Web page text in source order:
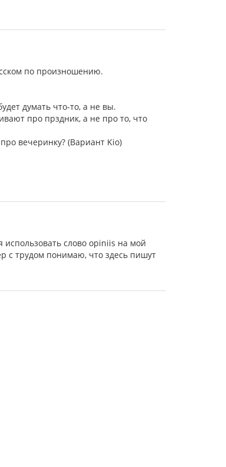
по произношению.
думать что-то, а не вы.
про прздник, а не про то, что
вечеринку? (Вариант Kio)
использовать слово opiniis на мой
с трудом понимаю, что здесь пишут